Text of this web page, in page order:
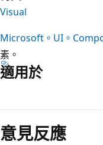
Visual
Microsoft。UI。
素。
適用於
讀
模
意見反應